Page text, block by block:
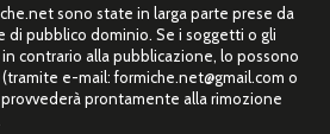
sono state in larga parte prese da
pubblico dominio. Se i soggetti o gli
contrario alla pubblicazione, lo possono
e-mail: formiche.net@gmail.com o
prontamente alla rimozione